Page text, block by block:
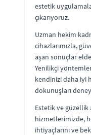
estetik
çıkarıyoruz.
Uzman hekim
cihazlarımızla,
aşan sonuçlar
Yenilikçi
kendinizi daha iyi
dokunuşları
Estetik ve güzellik
hizmetlerimizde,
ihtiyaçlarını ve